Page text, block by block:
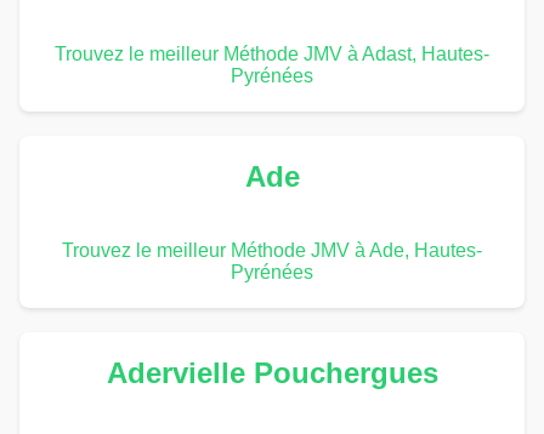
Trouvez le meilleur Méthode JMV à Adast, Hautes-
Pyrénées
Ade
Trouvez le meilleur Méthode JMV à Ade, Hautes-
Pyrénées
Adervielle Pouchergues